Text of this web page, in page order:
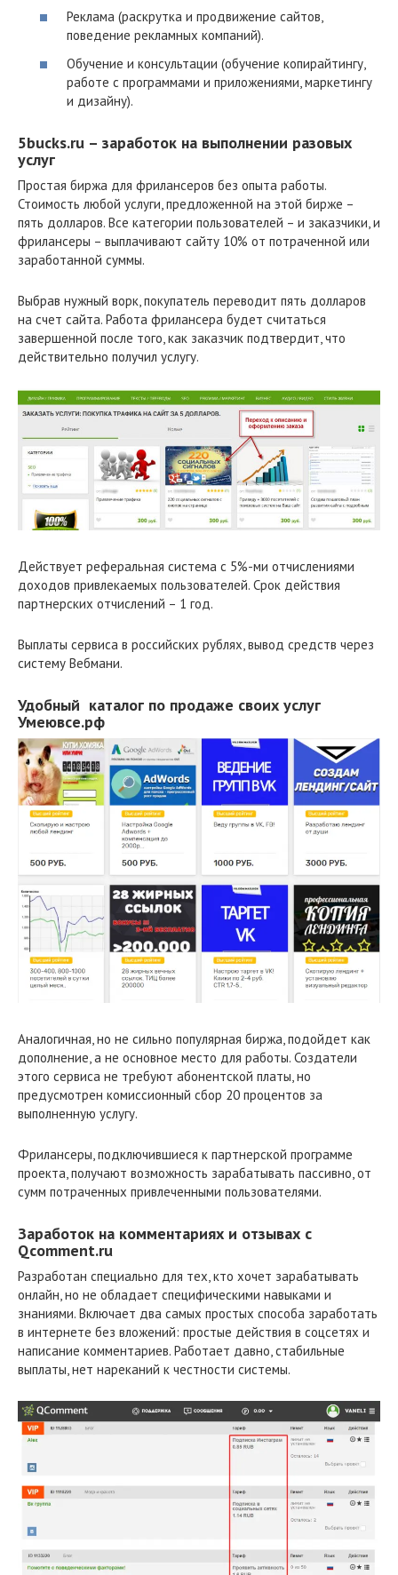
Реклама (раскрутка и продвижение сайтов,
поведение рекламных компаний).
Обучение и консультации (обучение копирайтингу,
работе с программами и приложениями, маркетингу
и дизайну).
5bucks.ru – заработок на выполнении разовых
услуг
Простая биржа для фрилансеров без опыта работы.
Стоимость любой услуги, предложенной на этой бирже –
пять долларов. Все категории пользователей – и заказчики, и
фрилансеры – выплачивают сайту 10% от потраченной или
заработанной суммы.
Выбрав нужный ворк, покупатель переводит пять долларов
на счет сайта. Работа фрилансера будет считаться
завершенной после того, как заказчик подтвердит, что
действительно получил услугу.
Действует реферальная система с 5%-ми отчислениями
доходов привлекаемых пользователей. Срок действия
партнерских отчислений – 1 год.
Выплаты сервиса в российских рублях, вывод средств через
систему Вебмани.
Удобный каталог по продаже своих услуг
Умеювсе.рф
Аналогичная, но не сильно популярная биржа, подойдет как
дополнение, а не основное место для работы. Создатели
этого сервиса не требуют абонентской платы, но
предусмотрен комиссионный сбор 20 процентов за
выполненную услугу.
Фрилансеры, подключившиеся к партнерской программе
проекта, получают возможность зарабатывать пассивно, от
сумм потраченных привлеченными пользователями.
Заработок на комментариях и отзывах с
Qcomment.ru
Разработан специально для тех, кто хочет зарабатывать
онлайн, но не обладает специфическими навыками и
знаниями. Включает два самых простых способа заработать
в интернете без вложений: простые действия в соцсетях и
написание комментариев. Работает давно, стабильные
выплаты, нет нареканий к честности системы.